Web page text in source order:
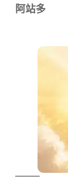
阿站多